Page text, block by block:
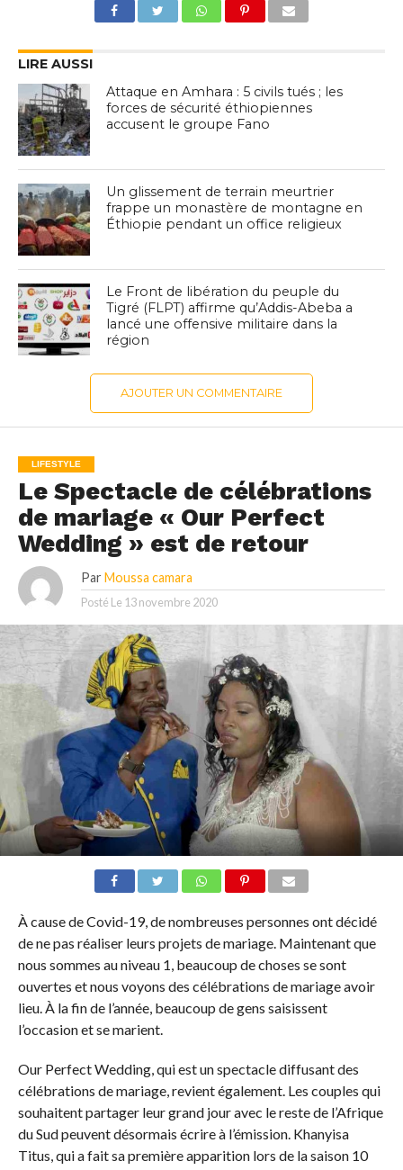
LIRE AUSSI
Attaque en Amhara : 5 civils tués ; les
forces de sécurité éthiopiennes
accusent le groupe Fano
Un glissement de terrain meurtrier
frappe un monastère de montagne en
Éthiopie pendant un office religieux
Le Front de libération du peuple du
Tigré (FLPT) affirme qu’Addis-Abeba a
lancé une offensive militaire dans la
région
AJOUTER UN COMMENTAIRE
LIFESTYLE
Le Spectacle de célébrations
de mariage « Our Perfect
Wedding » est de retour
Par Moussa camara
Posté Le 13 novembre 2020
À cause de Covid-19, de nombreuses personnes ont décidé
de ne pas réaliser leurs projets de mariage. Maintenant que
nous sommes au niveau 1, beaucoup de choses se sont
ouvertes et nous voyons des célébrations de mariage avoir
lieu. À la fin de l’année, beaucoup de gens saisissent
l’occasion et se marient.
Our Perfect Wedding, qui est un spectacle diffusant des
célébrations de mariage, revient également. Les couples qui
souhaitent partager leur grand jour avec le reste de l’Afrique
du Sud peuvent désormais écrire à l’émission. Khanyisa
Titus, qui a fait sa première apparition lors de la saison 10